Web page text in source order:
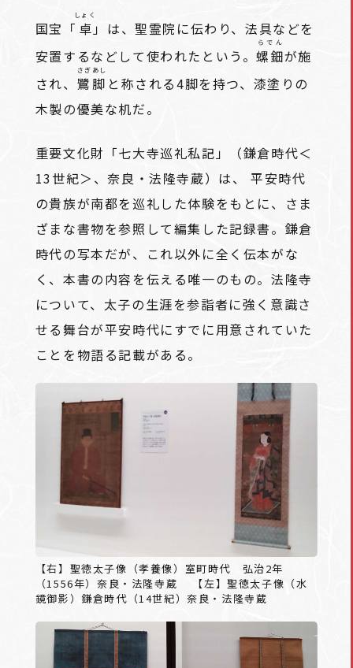
国宝「 卓
しょく
」は、聖霊院に伝わり、法具などを
安置するなどして使われたという。螺鈿
らでん
が施
され、 鷺脚
さぎあし
と称される4脚を持つ、漆塗りの
木製の優美な机だ。
重要文化財「七大寺巡礼私記」（鎌倉時代＜
13世紀＞、奈良・法隆寺蔵）は、 平安時代
の貴族が南都を巡礼した体験をもとに、さま
ざまな書物を参照して編集した記録書。鎌倉
時代の写本だが、これ以外に全く伝本がな
く、本書の内容を伝える唯一のもの。法隆寺
について、太子の生涯を参詣者に強く意識さ
せる舞台が平安時代にすでに用意されていた
ことを物語る記載がある。
【右】聖徳太子像（孝養像）室町時代 弘治2年
（1556年）奈良・法隆寺蔵 【左】聖徳太子像（水
鏡御影）鎌倉時代（14世紀）奈良・法隆寺蔵